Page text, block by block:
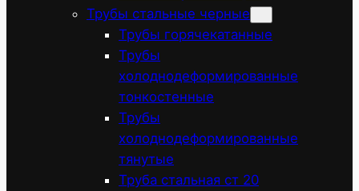
Трубы стальные черные
Трубы горячекатанные
Трубы
холоднодеформированные
тонкостенные
Трубы
холоднодеформированные
тянутые
Труба стальная ст 20